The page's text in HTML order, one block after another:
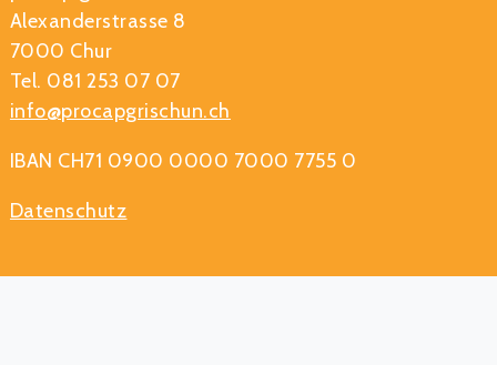
Alexanderstrasse 8
7000 Chur
Tel. 081 253 07 07
info@procapgrischun.ch
IBAN CH71 0900 0000 7000 7755 0
Datenschutz